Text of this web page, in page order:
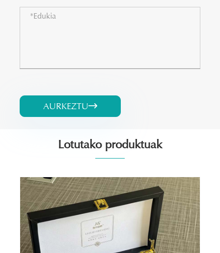
AURKEZTU
Lotutako produktuak